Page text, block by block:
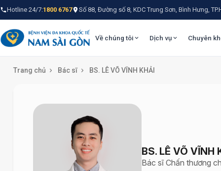
Hotline 24/7:1800 6767 Số 88, Đường số 8, KDC Trung Sơn, Bình Hưng,
Về chúng tôi Dịch vụ Chuyên
Trang chủ Bác sĩ BS. LÊ VÕ VĨNH KHẢI
BS. LÊ VÕ VĨNH
Bác sĩ Chấn thương